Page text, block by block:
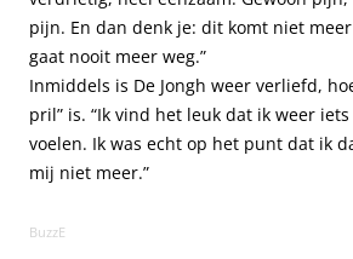
pijn. En dan denk je: dit komt niet
gaat nooit meer weg.”
Inmiddels is De Jongh weer verliefd,
pril” is. “Ik vind het leuk dat ik weer
voelen. Ik was echt op het punt dat ik
mij niet meer.”
BuzzE